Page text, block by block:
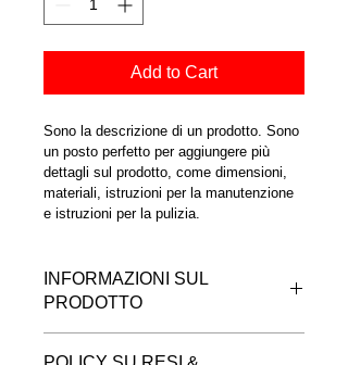
Add to Cart
Sono la descrizione di un prodotto. Sono
un posto perfetto per aggiungere più
dettagli sul prodotto, come dimensioni,
materiali, istruzioni per la manutenzione
e istruzioni per la pulizia.
INFORMAZIONI SUL
PRODOTTO